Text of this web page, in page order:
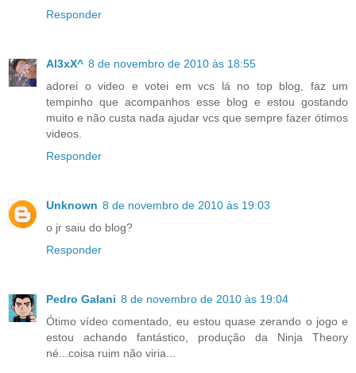
Responder
Al3xX^ 8 de novembro de 2010 às 18:55
adorei o video e votei em vcs lá no top blog, faz um
tempinho que acompanhos esse blog e estou gostando
muito e não custa nada ajudar vcs que sempre fazer ótimos
videos.
Responder
Unknown 8 de novembro de 2010 às 19:03
o jr saiu do blog?
Responder
Pedro Galani 8 de novembro de 2010 às 19:04
Ótimo vídeo comentado, eu estou quase zerando o jogo e
estou achando fantástico, produção da Ninja Theory
né...coisa ruim não viria...